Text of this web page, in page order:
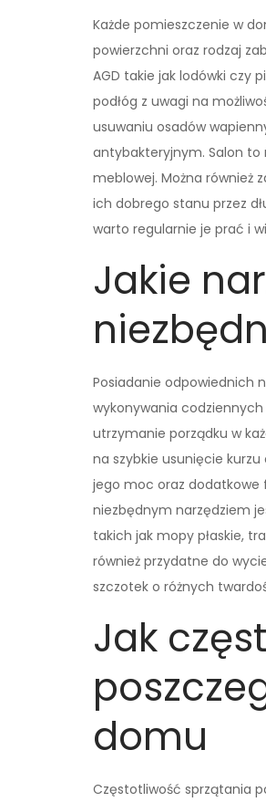
Każde pomieszczenie w
powierzchni oraz rodzaj
AGD takie jak lodówki czy
podłóg z uwagi na
usuwaniu osadów
antybakteryjnym. Salon to
meblowej. Można również
ich dobrego stanu przez
warto regularnie je prać i
Jakie
Posiadanie odpowiednich
wykonywania
utrzymanie porządku w
na szybkie usunięcie
jego moc oraz dodatkowe
niezbędnym narzędziem
takich jak mopy płaskie,
również przydatne do
szczotek o różnych
Jak
domu
Częstotliwość sprzątania